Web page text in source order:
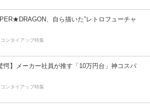
、自ら描いた”レトロフューチャ
コンタイアップ特集
愕】メーカー社員が推す「10万円台」神コスパ
コンタイアップ特集